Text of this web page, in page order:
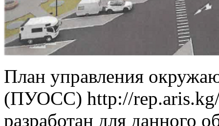
План управления
(ПУОСС) http://rep.aris.kg/
разработан для данного